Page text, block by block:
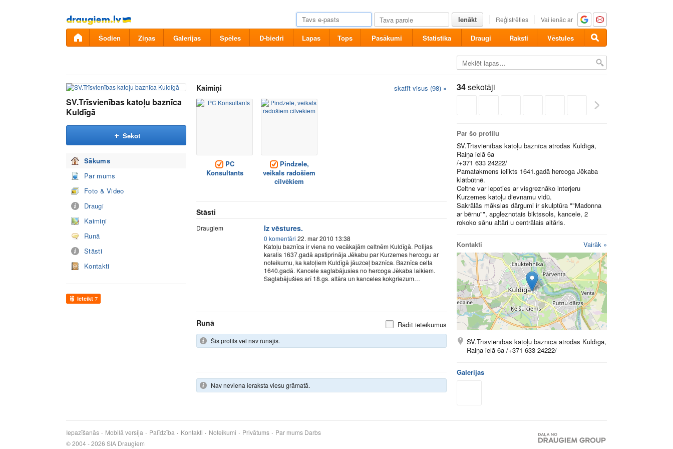
Pāriet
uz
saturu
Ienākt Reģistrēties Vai ienāc ar
Šodien Ziņas Galerijas Spēles D-biedri Lapas Tops Pasākumi Statistika Draugi Raksti Vēstules
SV.Trīsvienības katoļu baznīca
Kuldīgā
Sekot
Sākums
Par mums
Foto & Video
Draugi
Kaimiņi
Runā
Stāsti
Kontakti
Ieteikt 7
Kaimiņi skatīt visus (98) »
PC
Konsultants
Pindzele,
veikals radošiem
cilvēkiem
Stāsti
Draugiem Iz vēstures.
0 komentāri 22. mar 2010 13:38
Katoļu baznīca ir viena no vecākajām celtnēm Kuldīgā. Polijas
karalis 1637.gadā apstiprināja Jēkabu par Kurzemes hercogu ar
noteikumu, ka katoļiem Kuldīgā jāuzceļ baznīca. Baznīca celta
1640.gadā. Kancele saglabājusies no hercoga Jēkaba laikiem.
Saglabājušies arī 18.gs. altāra un kanceles kokgriezum…
Runā Rādīt ieteikumus
Šis profils vēl nav runājis.
Nav neviena ieraksta viesu grāmatā.
34sekotāji
Par šo profilu
SV.Trīsvienības katoļu baznīca atrodas Kuldīgā,
Raiņa ielā 6a
/+371 633 24222/
Pamatakmens ielikts 1641.gadā hercoga Jēkaba
klātbūtnē.
Celtne var lepoties ar visgreznāko interjeru
Kurzemes katoļu dievnamu vidū.
Sakrālās mākslas dārgumi ir skulptūra ""Madonna
ar bērnu"", apgleznotais biktssols, kancele, 2
rokoko sānu altāri u centrālais altāris.
Kontakti Vairāk »
SV.Trīsvienības katoļu baznīca atrodas Kuldīgā,
Raiņa ielā 6a /+371 633 24222/
Galerijas
Iepazīšanās Mobilā versija Palīdzība Kontakti Noteikumi Privātums Par mums Darbs
© 2004 - 2026 SIA Draugiem